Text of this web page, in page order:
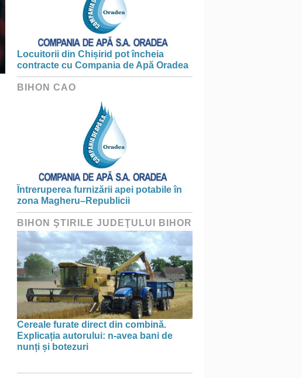
Locuitorii din Chișirid pot încheia
contracte cu Compania de Apă Oradea
BIHON CAO
Întreruperea furnizării apei potabile în
zona Magheru–Republicii
BIHON ŞTIRILE JUDEŢULUI BIHOR
Cereale furate direct din combină.
Explicația autorului: n-avea bani de
nunți și botezuri